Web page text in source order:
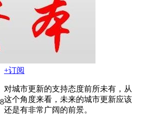
+订阅
对城市更新的支持态度前所未有，从
这个角度来看，未来的城市更新应该
还是有非常广阔的前景。